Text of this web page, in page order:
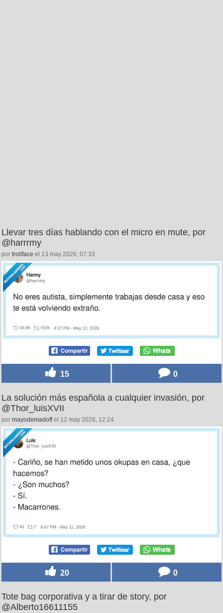
Llevar tres días hablando con el micro en mute, por
@harrrmy
por trollface el 13 may 2026, 07:33
15 0
La solución más española a cualquier invasión, por
@Thor_luisXVII
por mayodemadoffel 12 may 2026, 12:24
20 0
Tote bag corporativa y a tirar de story, por
@Alberto16611155